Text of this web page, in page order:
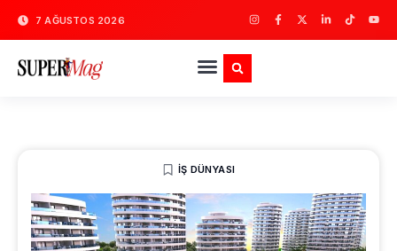
7 AĞUSTOS 2026
İŞ DÜNYASI